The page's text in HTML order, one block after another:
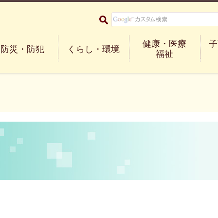
大阪府箕面市 Minoh City
防災・防犯 くらし・環境
健康・医療
福祉